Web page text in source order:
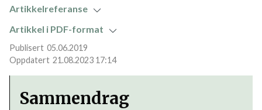
Artikkelreferanse
Artikkel i PDF-format
05.06.2019
21.08.2023 17:14
Sammendrag